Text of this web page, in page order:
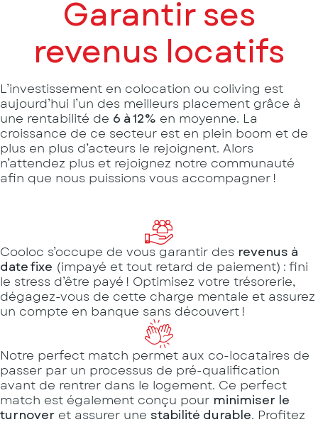
Garantir ses
revenus locatifs
L’investissement en colocation ou coliving est
aujourd’hui l’un des meilleurs placement grâce à
une rentabilité de 6 à 12% en moyenne. La
croissance de ce secteur est en plein boom et de
plus en plus d’acteurs le rejoignent. Alors
n’attendez plus et rejoignez notre communauté
afin que nous puissions vous accompagner !
Cooloc s’occupe de vous garantir des revenus à
date fixe (impayé et tout retard de paiement) : fini
le stress d’être payé ! Optimisez votre trésorerie,
dégagez-vous de cette charge mentale et assurez
un compte en banque sans découvert !
Notre perfect match permet aux co-locataires de
passer par un processus de pré-qualification
avant de rentrer dans le logement. Ce perfect
match est également conçu pour minimiser le
turnover et assurer une stabilité durable. Profitez